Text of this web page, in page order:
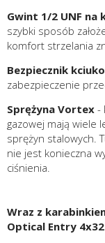
Gwint 1/2 UNF na
szybki sposób
komfort strzelania
Bezpiecznik
zabezpieczenie
Sprężyna Vortex -
gazowej mają wiele
sprężyn stalowych.
nie jest konieczna
ciśnienia.
Wraz z
Optical Entry 4x32